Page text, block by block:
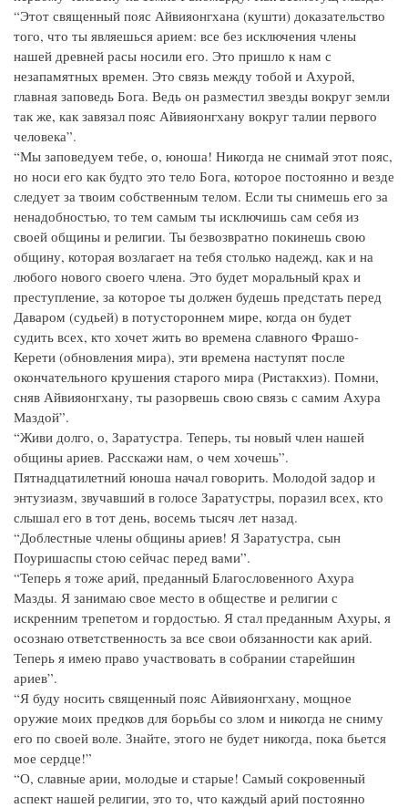
“Этот священный пояс Айвияонгхана (кушти) доказательство
того, что ты являешься арием: все без исключения члены
нашей древней расы носили его. Это пришло к нам с
незапамятных времен. Это связь между тобой и Ахурой,
главная заповедь Бога. Ведь он разместил звезды вокруг земли
так же, как завязал пояс Айвияонгхану вокруг талии первого
человека”.
“Мы заповедуем тебе, о, юноша! Никогда не снимай этот пояс,
но носи его как будто это тело Бога, которое постоянно и везде
следует за твоим собственным телом. Если ты снимешь его за
ненадобностью, то тем самым ты исключишь сам себя из
своей общины и религии. Ты безвозвратно покинешь свою
общину, которая возлагает на тебя столько надежд, как и на
любого нового своего члена. Это будет моральный крах и
преступление, за которое ты должен будешь предстать перед
Даваром (судьей) в потустороннем мире, когда он будет
судить всех, кто хочет жить во времена славного Фрашо-
Керети (обновления мира), эти времена наступят после
окончательного крушения старого мира (Ристакхиз). Помни,
сняв Айвияонгхану, ты разорвешь свою связь с самим Ахура
Маздой”.
“Живи долго, о, Заратустра. Теперь, ты новый член нашей
общины ариев. Расскажи нам, о чем хочешь”.
Пятнадцатилетний юноша начал говорить. Молодой задор и
энтузиазм, звучавший в голосе Заратустры, поразил всех, кто
слышал его в тот день, восемь тысяч лет назад.
“Доблестные члены общины ариев! Я Заратустра, сын
Поуришаспы стою сейчас перед вами”.
“Теперь я тоже арий, преданный Благословенного Ахура
Мазды. Я занимаю свое место в обществе и религии с
искренним трепетом и гордостью. Я стал преданным Ахуры, я
осознаю ответственность за все свои обязанности как арий.
Теперь я имею право участвовать в собрании старейшин
ариев”.
“Я буду носить священный пояс Айвияонгхану, мощное
оружие моих предков для борьбы со злом и никогда не сниму
его по своей воле. Знайте, этого не будет никогда, пока бьется
мое сердце!”
“О, славные арии, молодые и старые! Самый сокровенный
аспект нашей религии, это то, что каждый арий постоянно